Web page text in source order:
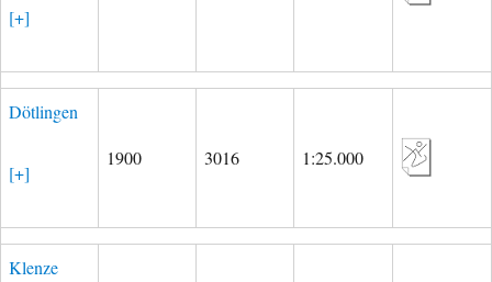
[+]
Dötlingen
[+]
1900 3016 1:25.000
Klenze